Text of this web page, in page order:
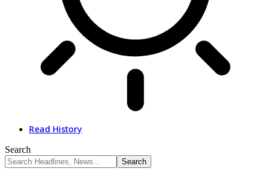
Read History
Search